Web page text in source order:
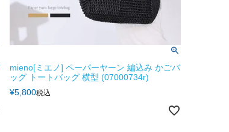
mieno[ミエノ] ペーパーヤーン 編込み かごバ
ッグ トートバッグ 横型 (07000734r)
¥5,800税込